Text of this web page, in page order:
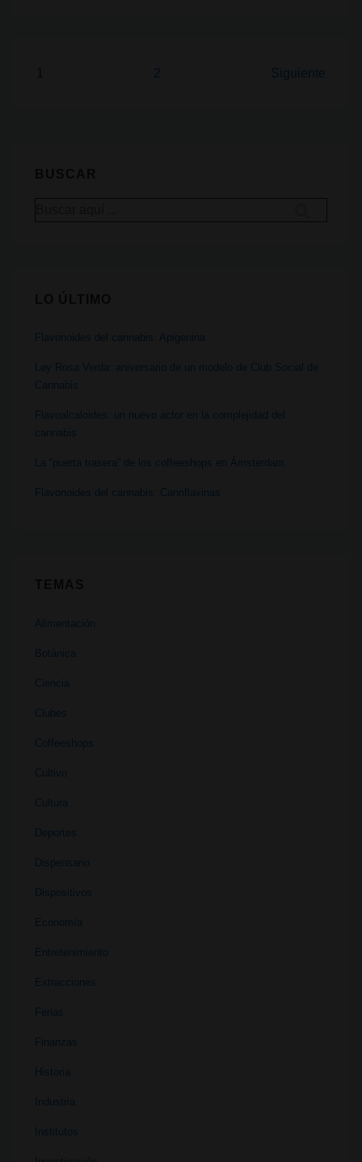
2 Siguiente
Flavonoides del cannabis: Apigenina
Ley Rosa Verda: aniversario de un modelo de Club Social de
Cannabis
Flavoalcaloides: un nuevo actor en la complejidad del
cannabis
La “puerta trasera” de los coffeeshops en Ámsterdam
Flavonoides del cannabis: Cannflavinas
Alimentación
Botánica
Ciencia
Clubes
Coffeeshops
Cultivo
Cultura
Deportes
Dispensario
Dispositivos
Economía
Entretenimiento
Extracciones
Ferias
Finanzas
Historia
Industria
Institutos